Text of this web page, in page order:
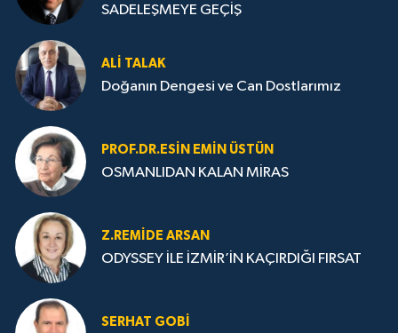
SADELEŞMEYE GEÇİŞ
ALI TALAK
Doğanın Dengesi ve Can Dostlarımız
PROF.DR.ESIN EMIN ÜSTÜN
OSMANLIDAN KALAN MİRAS
Z.REMIDE ARSAN
ODYSSEY İLE İZMİR’İN KAÇIRDIĞI FIRSAT
SERHAT GOBİ